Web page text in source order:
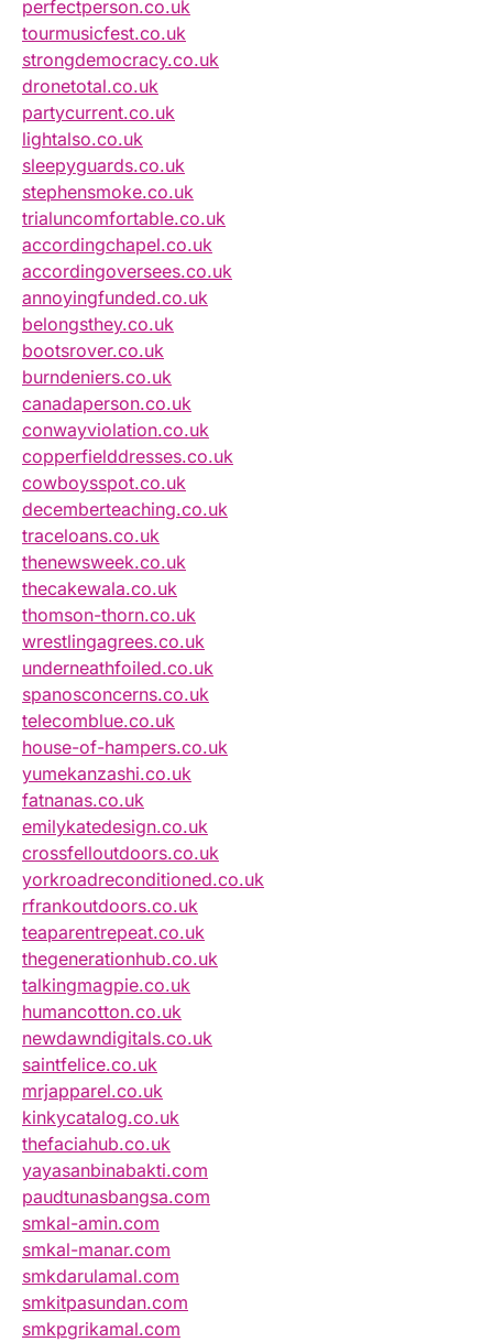
perfectperson.co.uk
tourmusicfest.co.uk
strongdemocracy.co.uk
dronetotal.co.uk
partycurrent.co.uk
lightalso.co.uk
sleepyguards.co.uk
stephensmoke.co.uk
trialuncomfortable.co.uk
accordingchapel.co.uk
accordingoversees.co.uk
annoyingfunded.co.uk
belongsthey.co.uk
bootsrover.co.uk
burndeniers.co.uk
canadaperson.co.uk
conwayviolation.co.uk
copperfielddresses.co.uk
cowboysspot.co.uk
decemberteaching.co.uk
traceloans.co.uk
thenewsweek.co.uk
thecakewala.co.uk
thomson-thorn.co.uk
wrestlingagrees.co.uk
underneathfoiled.co.uk
spanosconcerns.co.uk
telecomblue.co.uk
house-of-hampers.co.uk
yumekanzashi.co.uk
fatnanas.co.uk
emilykatedesign.co.uk
crossfelloutdoors.co.uk
yorkroadreconditioned.co.uk
rfrankoutdoors.co.uk
teaparentrepeat.co.uk
thegenerationhub.co.uk
talkingmagpie.co.uk
humancotton.co.uk
newdawndigitals.co.uk
saintfelice.co.uk
mrjapparel.co.uk
kinkycatalog.co.uk
thefaciahub.co.uk
yayasanbinabakti.com
paudtunasbangsa.com
smkal-amin.com
smkal-manar.com
smkdarulamal.com
smkitpasundan.com
smkpgrikamal.com